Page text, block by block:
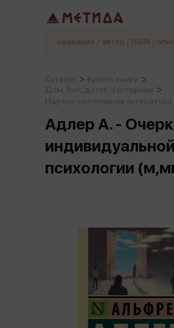
Адлер А. -
индивидуальной
психологии